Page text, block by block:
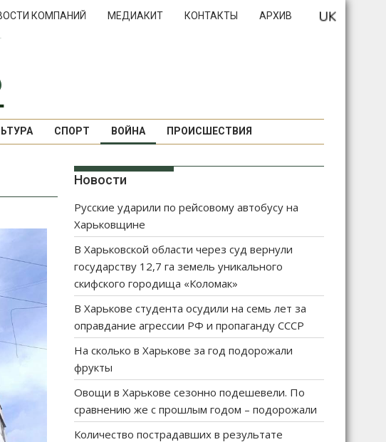
КОМПАНИЙ МЕДИАКИТ КОНТАКТЫ АРХИВ
СПОРТ ВОЙНА ПРОИСШЕСТВИЯ
Новости
Русские ударили по рейсовому автобусу на
Харьковщине
В Харьковской области через суд вернули
государству 12,7 га земель уникального
скифского городища «Коломак»
В Харькове студента осудили на семь лет за
оправдание агрессии РФ и пропаганду СССР
На сколько в Харькове за год подорожали
фрукты
Овощи в Харькове сезонно подешевели. По
сравнению же с прошлым годом – подорожали
Количество пострадавших в результате